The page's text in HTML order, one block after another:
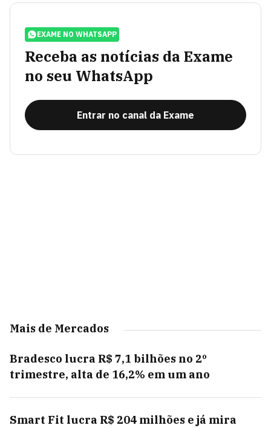
EXAME NO WHATSAPP
Receba as notícias da Exame
no seu WhatsApp
Entrar no canal da Exame
Mais de Mercados
Bradesco lucra R$ 7,1 bilhões no 2º
trimestre, alta de 16,2% em um ano
Smart Fit lucra R$ 204 milhões e já mira